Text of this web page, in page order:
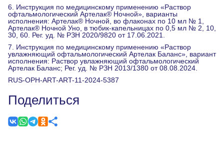
6. Инструкция по медицинскому применению «Раствор
офтальмологический Артелак® Ночной», варианты
исполнения: Артелак® Ночной, во флаконах по 10 мл № 1,
Артелак® Ночной Уно, в тюбик-капельницах по 0,5 мл № 2, 10,
30, 60. Рег. уд. № РЗН 2020/9820 от 17.06.2021.
7. Инструкция по медицинскому применению «Раствор
увлажняющий офтальмологический Артелак Баланс», вариант
исполнения: Раствор увлажняющий офтальмологический
Артелак Баланс; Рег. уд. № РЗН 2013/1380 от 08.08.2024.
RUS-OPH-ART-ART-11-2024-5387
Поделиться